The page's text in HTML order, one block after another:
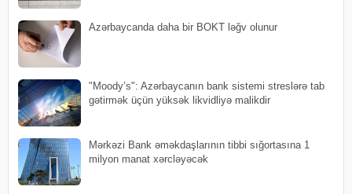
Azərbaycanda daha bir BOKT ləğv olunur
"Moody’s": Azərbaycanın bank sistemi streslərə tab
gətirmək üçün yüksək likvidliyə malikdir
Mərkəzi Bank əməkdaşlarının tibbi sığortasına 1
milyon manat xərcləyəcək